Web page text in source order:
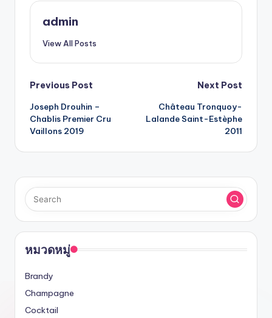
admin
View All Posts
Previous Post
Joseph Drouhin –
Chablis Premier Cru
Vaillons 2019
Next Post
Château Tronquoy-
Lalande Saint-Estèphe
2011
หมวดหมู่
Brandy
Champagne
Cocktail